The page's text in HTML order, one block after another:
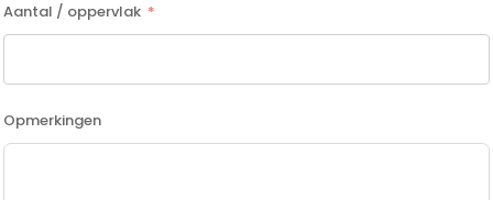
Aantal / oppervlak
Opmerkingen